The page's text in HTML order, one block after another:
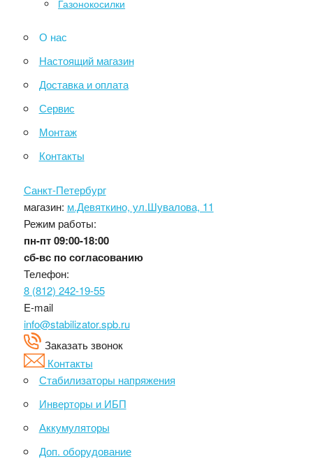
Газонокосилки
О нас
Настоящий магазин
Доставка и оплата
Сервис
Монтаж
Контакты
Санкт-Петербург
магазин: м.Девяткино, ул.Шувалова, 11
Режим работы:
пн-пт09:00-18:00
сб-вс по согласованию
Телефон:
8 (812) 242-19-55
E-mail
info@stabilizator.spb.ru
Заказать звонок
Контакты
Стабилизаторы напряжения
Инверторы и ИБП
Аккумуляторы
Доп. оборудование